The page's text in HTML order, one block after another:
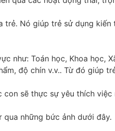
Nó giúp trẻ sử dụng
như: Toán học, Khoa học,
độ chín v.v.. Từ đó giúp
sẽ thực sự yêu thích việc
những bức ảnh dưới đây.